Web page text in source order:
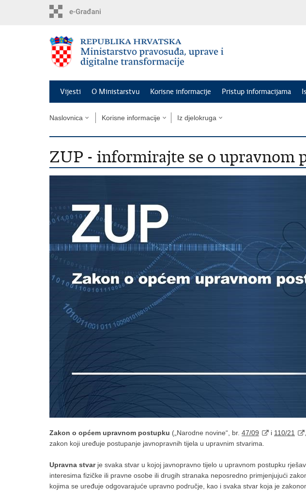
Vijesti O Ministarstvu Korisne informacije Pristup informacijama
Naslovnica Korisne informacije Iz djelokruga
ZUP - informirajte se o upravnom
Zakon o općem upravnom postupku („Narodne novine“, br. 47/09 i 110/21
zakon koji uređuje postupanje javnopravnih tijela u upravnim stvarima.
Upravna stvarje svaka stvar u kojoj javnopravno tijelo u upravnom postupku
interesima fizičke ili pravne osobe ili drugih stranaka neposredno primjenjujući
kojima se uređuje odgovarajuće upravno područje, kao i svaka stvar koja je